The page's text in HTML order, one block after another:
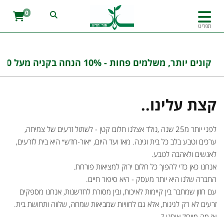
תפריט
0
קונים יותר, משלמים פחות - 10% הנחה בקניה מעל 100 ש''ח בהזנת הקוד : אורחדש10
קצת עלינו..
לפני יותר מ25 שנה ,נולד אצלנו חלום קטן - לשתול זרעים של צמיחה,
ערכים וטבע בלב כל בית וגינה. מאז ועד היום, ״אור-חדש״ היא בית לזרעים,
לאנשים ולאהבה לטבע.
אנחנו כאן כדי להפוך כל חלום ירוק למציאות פורחת.
החברה שלנו היא יותר מעסק - היא סיפור חיים.
עם חזון שמחבר בין קיימות לאיכות, ובין מסורת לחדשנות, אנחנו מספקים
זרעים לא רק לגינות, אלא גם לחוויות שמביאות שמחה, שלווה ותחושת בית.